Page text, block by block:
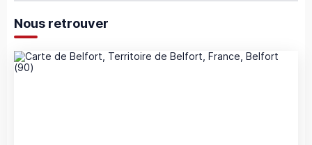
Nous retrouver